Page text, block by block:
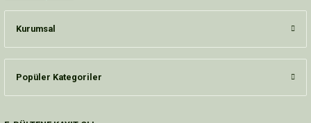
Kurumsal
Popüler Kategoriler